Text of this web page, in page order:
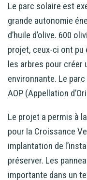
Le parc solaire est
grande autonomie
d’huile d’olive. 600
projet, ceux-ci ont
les arbres pour créer
environnante. Le
AOP (Appellation
Le projet a permis à
pour la Croissance
implantation de
préserver. Les
importante dans un